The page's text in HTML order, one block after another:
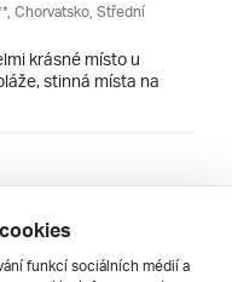
Chorvatsko, Střední
krásné místo u
stinná místa na
Dalmácie, Igrane
Ubytování v moderním
let. Takže vyhledávají
funkcí sociálních médií a